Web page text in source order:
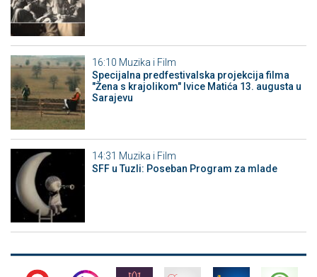
16:10 Muzika i Film
Specijalna predfestivalska projekcija filma
"Žena s krajolikom" Ivice Matića 13. augusta u
Sarajevu
14:31 Muzika i Film
SFF u Tuzli: Poseban Program za mlade